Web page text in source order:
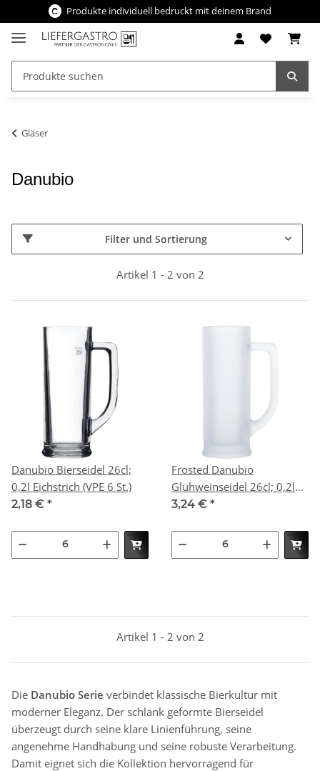
Produkte individuell bedruckt mit deinem Brand
Gläser
Danubio
Filter und Sortierung
Artikel 1 - 2 von 2
Danubio Bierseidel 26cl;
0,2l Eichstrich (VPE 6 St.)
2,18 € *
Frosted Danubio
Glühweinseidel 26cl; 0,2l
3,24 € *
Artikel 1 - 2 von 2
Die Danubio Serie verbindet klassische Bierkultur mit
moderner Eleganz. Der schlank geformte Bierseidel
überzeugt durch seine klare Linienführung, seine
angenehme Handhabung und seine robuste Verarbeitung.
Damit eignet sich die Kollektion hervorragend für